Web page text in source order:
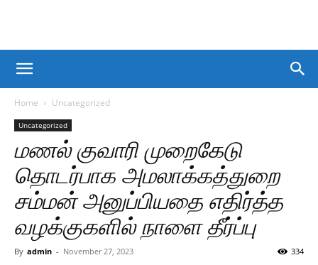
Home Uncategorized
Uncategorized
மணல் குவாரி முறைகேடு
தொடர்பாக அமலாக்கத்துறை
சம்மன் அனுப்பியதை எதிர்த்த
வழக்குகளில் நாளை தீர்ப்பு
By admin - November 27, 2023 334